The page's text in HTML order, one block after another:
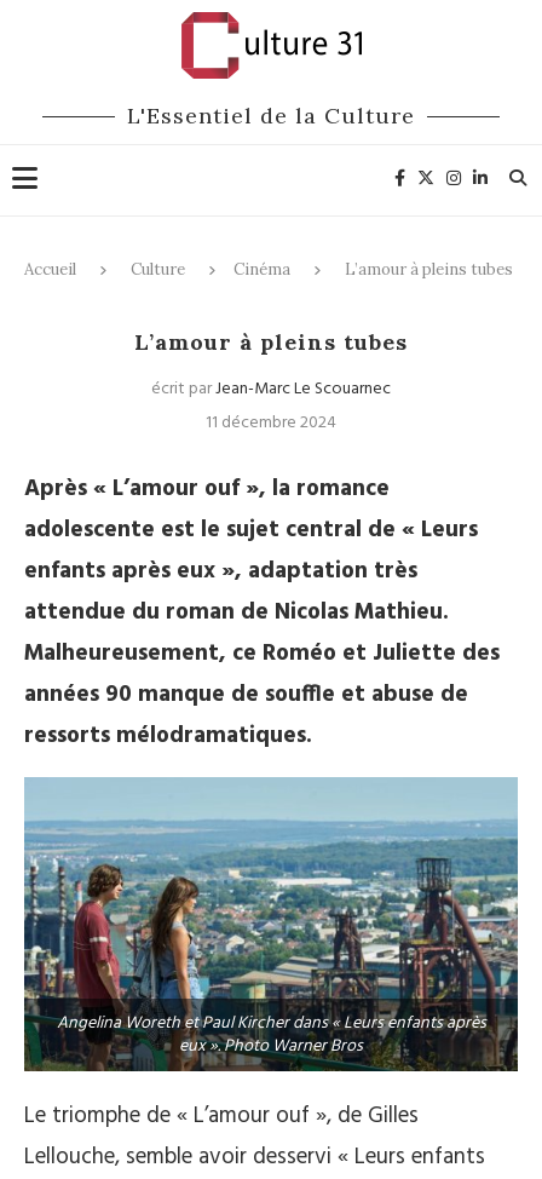
L'Essentiel de la Culture
Accueil Culture Cinéma L’amour à pleins tubes
L’amour à pleins tubes
écrit parJean-Marc Le Scouarnec
11 décembre 2024
Après « L’amour ouf », la romance
adolescente est le sujet central de « Leurs
enfants après eux », adaptation très
attendue du roman de Nicolas Mathieu.
Malheureusement, ce Roméo et Juliette des
années 90 manque de souffle et abuse de
ressorts mélodramatiques.
Angelina Woreth et Paul Kircher dans « Leurs enfants après
eux ». Photo Warner Bros
Le triomphe de « L’amour ouf », de Gilles
Lellouche, semble avoir desservi « Leurs enfants